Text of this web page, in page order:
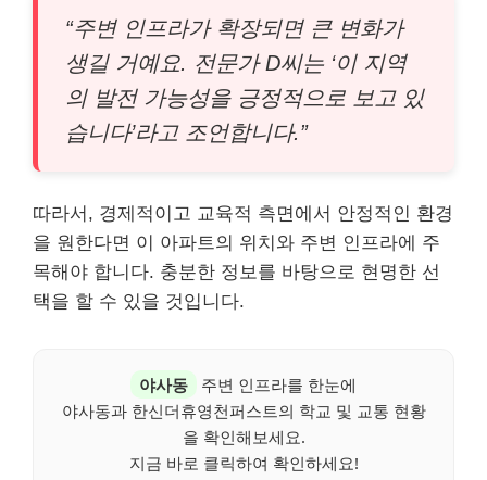
“주변 인프라가 확장되면 큰 변화가
생길 거예요. 전문가 D씨는 ‘이 지역
의 발전 가능성을 긍정적으로 보고 있
습니다’라고 조언합니다.”
따라서, 경제적이고 교육적 측면에서 안정적인 환경
을 원한다면 이 아파트의 위치와 주변 인프라에 주
목해야 합니다. 충분한 정보를 바탕으로 현명한 선
택을 할 수 있을 것입니다.
야사동
주변 인프라를 한눈에
야사동과 한신더휴영천퍼스트의 학교 및 교통 현황
을 확인해보세요.
지금 바로 클릭하여 확인하세요!